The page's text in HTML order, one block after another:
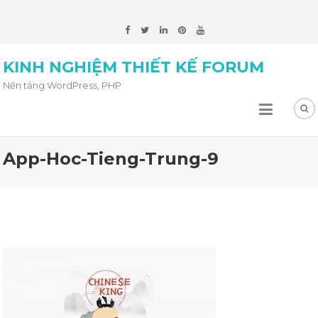
KINH NGHIỆM THIẾT KẾ FORUM
Nền tảng WordPress, PHP
App-Hoc-Tieng-Trung-9